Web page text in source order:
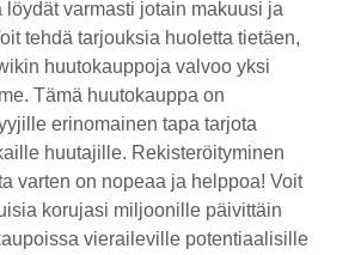
löydät varmasti jotain makuusi ja
tehdä tarjouksia huoletta tietäen,
huutokauppoja valvoo yksi
Tämä huutokauppa on
erinomainen tapa tarjota
huutajille. Rekisteröityminen
varten on nopeaa ja helppoa! Voit
korujasi miljoonille päivittäin
vieraileville potentiaalisille